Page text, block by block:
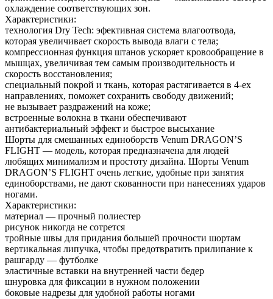
охлаждение соответствующих зон.
Характеристики:
технология Dry Tech: эфективная система влагоотвода,
которая увеличивает скорость вывода влаги с тела;
компрессионная функция штанов ускоряет кровообращение в
мышцах, увеличивая тем самым производительность и
скорость восстановления;
специальный покрой и ткань, которая растягивается в 4-ех
направлениях, поможет сохранить свободу движений;
не вызывает раздражений на коже;
встроенные волокна в ткани обеспечивают
антибактериальный эффект и быстрое высыхание
Шорты для смешанных единоборств Venum DRAGON’S
FLIGHT — модель, которая предназначена для людей
любящих минимализм и простоту дизайна. Шорты Venum
DRAGON’S FLIGHT очень легкие, удобные при занятия
единоборствами, не дают скованности при нанесениях ударов
ногами.
Характеристики:
материал — прочный полиестер
рисунок никогда не сотрется
тройные швы для придания большей прочности шортам
вертикальная липучка, чтобы предотвратить прилипание к
рашгарду — футболке
эластичные вставки на внутренней части бедер
шнуровка для фиксации в нужном положении
боковые надрезы для удобной работы ногами